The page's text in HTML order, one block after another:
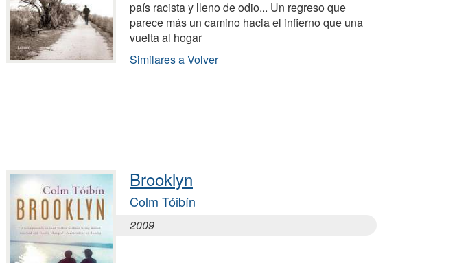
país racista y lleno de odio... Un regreso que
parece más un camino hacia el infierno que una
vuelta al hogar
Similares a Volver
Brooklyn
Colm Tóibín
2009